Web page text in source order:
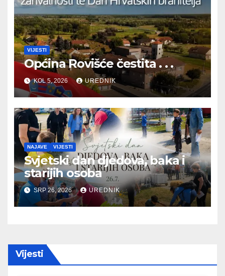
VIJESTI
Općina Rovišće čestita . . .
KOL 5, 2026 UREDNIK
NAJAVE VIJESTI
Svjetski dan djedova, baka i
starijih osoba
SRP 26, 2026 UREDNIK
Vijesti